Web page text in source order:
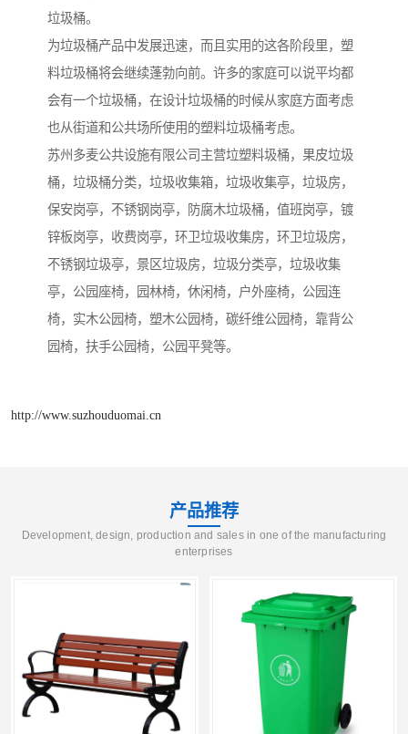
垃圾桶。
为垃圾桶产品中发展迅速，而且实用的这各阶段里，塑
料垃圾桶将会继续蓬勃向前。许多的家庭可以说平均都
会有一个垃圾桶，在设计垃圾桶的时候从家庭方面考虑
也从街道和公共场所使用的塑料垃圾桶考虑。
苏州多麦公共设施有限公司主营垃塑料圾桶，果皮垃圾
桶，垃圾桶分类，垃圾收集箱，垃圾收集亭，垃圾房，
保安岗亭，不锈钢岗亭，防腐木垃圾桶，值班岗亭，镀
锌板岗亭，收费岗亭，环卫垃圾收集房，环卫垃圾房，
不锈钢垃圾亭，景区垃圾房，垃圾分类亭，垃圾收集
亭，公园座椅，园林椅，休闲椅，户外座椅，公园连
椅，实木公园椅，塑木公园椅，碳纤维公园椅，靠背公
园椅，扶手公园椅，公园平凳等。
http://www.suzhouduomai.cn
产品推荐
Development, design, production and sales in one of the manufacturing
enterprises